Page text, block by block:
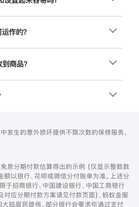
作的？
商品？
生的意外损坏提供不限次数的保修服务，
息分期付款估算得出的示例 (仅显示整数数
额以银行、花呗或微信分付账单为准。上述分
招商银行、中国建设银行、中国工商银行
对应分期付款方案请见付款页面)、蚂蚁金服
陆居民提供。部分银行会要求你通过支付